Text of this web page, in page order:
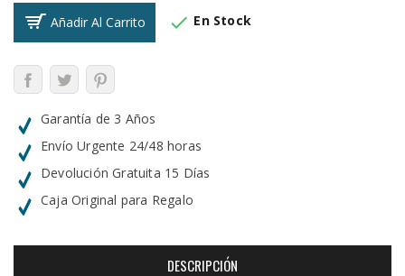
Añadir Al Carrito  En Stock
Garantía de 3 Años
Envío Urgente 24/48 horas
Devolución Gratuita 15 Días
Caja Original para Regalo
DESCRIPCIÓN